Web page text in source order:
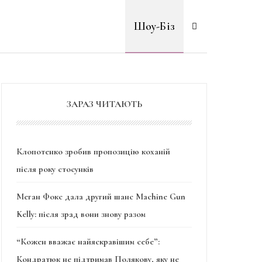
Шоу-Біз
ЗАРАЗ ЧИТАЮТЬ
Клопотенко зробив пропозицію коханій
після року стосунків
Меган Фокс дала другий шанс Machine Gun
Kelly: після зрад вони знову разом
“Кожен вважає найяскравішим себе”:
Кондратюк не підтримав Полякову, яку не